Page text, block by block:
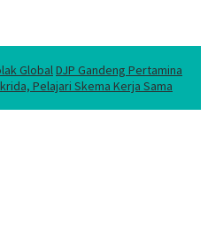
GlobalDJP Gandeng Pertamina
Pelajari Skema Kerja Sama